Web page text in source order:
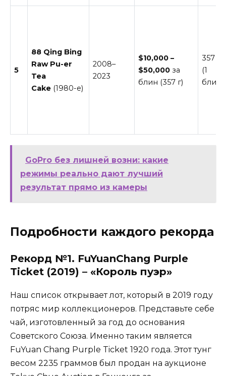
5
88 Qing Bing
Raw Pu-er
Tea
Cake (1980-е)
2008–
2023
$10,000 –
$50,000 за
блин (357 г)
357 г
(1
блин)
GoPro без лишней возни: какие
режимы реально дают лучший
результат прямо из камеры
Подробности каждого рекорда
Рекорд №1. FuYuanChang Purple
Ticket (2019) – «Король пуэр»
Наш список открывает лот, который в 2019 году
потряс мир коллекционеров. Представьте себе
чай, изготовленный за год до основания
Советского Союза. Именно таким является
FuYuan Chang Purple Ticket 1920 года. Этот тунг
весом 2235 граммов был продан на аукционе